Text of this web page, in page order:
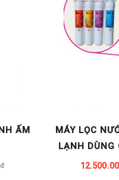
ẤM
MÁY LỌC
LẠNH DÙNG
CÔNG